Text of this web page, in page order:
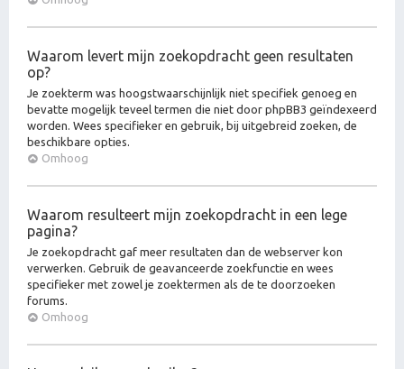
Waarom levert mijn zoekopdracht geen resultaten
op?
Je zoekterm was hoogstwaarschijnlijk niet specifiek genoeg en
bevatte mogelijk teveel termen die niet door phpBB3 geïndexeerd
worden. Wees specifieker en gebruik, bij uitgebreid zoeken, de
beschikbare opties.
Omhoog
Waarom resulteert mijn zoekopdracht in een lege
pagina?
Je zoekopdracht gaf meer resultaten dan de webserver kon
verwerken. Gebruik de geavanceerde zoekfunctie en wees
specifieker met zowel je zoektermen als de te doorzoeken
forums.
Omhoog